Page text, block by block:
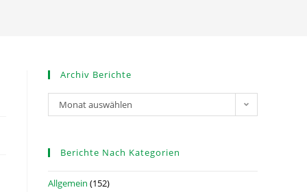
Archiv Berichte
Monat auswählen
Berichte Nach Kategorien
Allgemein (152)